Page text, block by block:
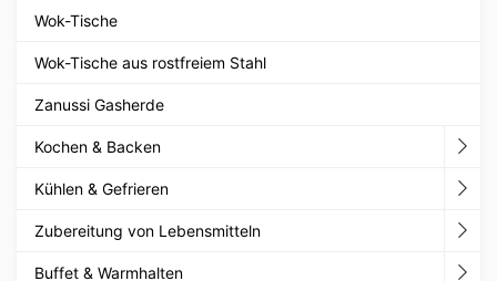
Wok-Tische
Wok-Tische aus rostfreiem Stahl
Zanussi Gasherde
Kochen & Backen
Kühlen & Gefrieren
Zubereitung von Lebensmitteln
Buffet & Warmhalten